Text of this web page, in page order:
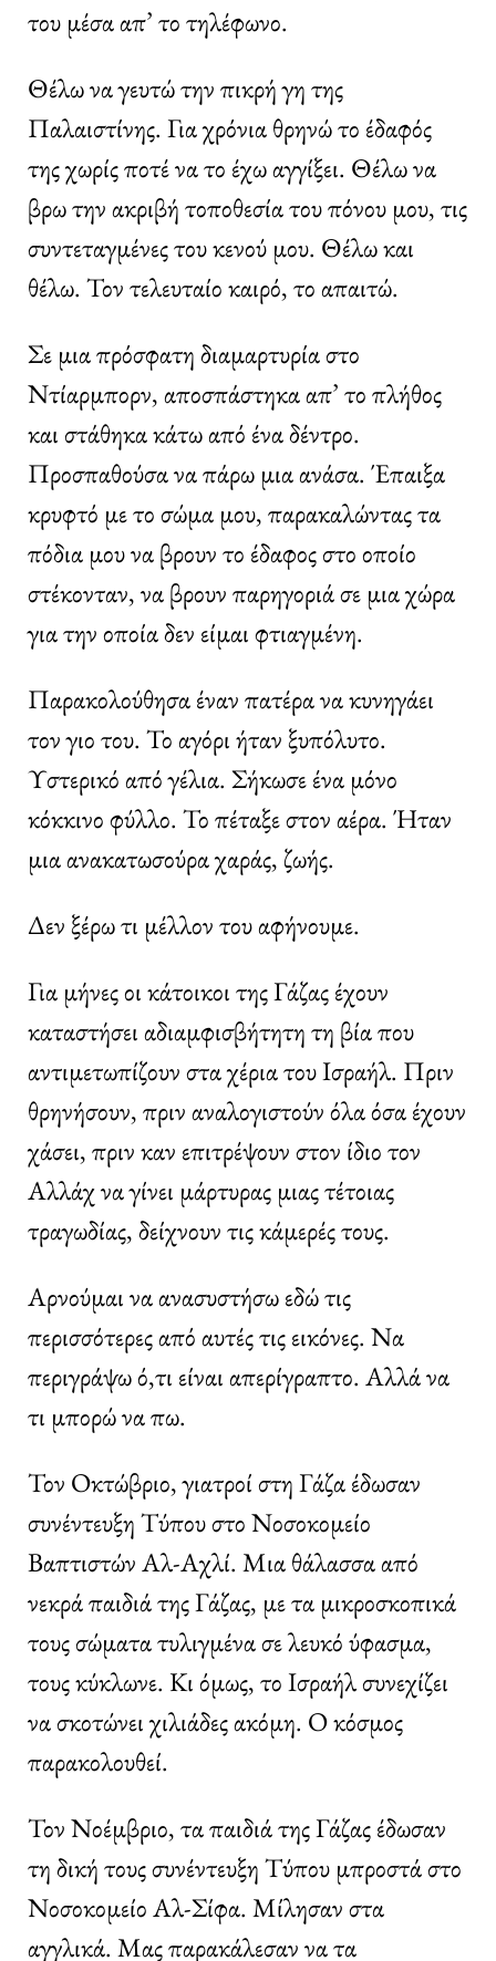
του μέσα απ’ το τηλέφωνο.
Θέλω να γευτώ την πικρή γη της
Παλαιστίνης. Για χρόνια θρηνώ το έδαφός
της χωρίς ποτέ να το έχω αγγίξει. Θέλω να
βρω την ακριβή τοποθεσία του πόνου μου, τις
συντεταγμένες του κενού μου. Θέλω και
θέλω. Τον τελευταίο καιρό, το απαιτώ.
Σε μια πρόσφατη διαμαρτυρία στο
Ντίαρμπορν, αποσπάστηκα απ’ το πλήθος
και στάθηκα κάτω από ένα δέντρο.
Προσπαθούσα να πάρω μια ανάσα. Έπαιξα
κρυφτό με το σώμα μου, παρακαλώντας τα
πόδια μου να βρουν το έδαφος στο οποίο
στέκονταν, να βρουν παρηγοριά σε μια χώρα
για την οποία δεν είμαι φτιαγμένη.
Παρακολούθησα έναν πατέρα να κυνηγάει
τον γιο του. Το αγόρι ήταν ξυπόλυτο.
Υστερικό από γέλια. Σήκωσε ένα μόνο
κόκκινο φύλλο. Το πέταξε στον αέρα. Ήταν
μια ανακατωσούρα χαράς, ζωής.
Δεν ξέρω τι μέλλον του αφήνουμε.
Για μήνες οι κάτοικοι της Γάζας έχουν
καταστήσει αδιαμφισβήτητη τη βία που
αντιμετωπίζουν στα χέρια του Ισραήλ. Πριν
θρηνήσουν, πριν αναλογιστούν όλα όσα έχουν
χάσει, πριν καν επιτρέψουν στον ίδιο τον
Αλλάχ να γίνει μάρτυρας μιας τέτοιας
τραγωδίας, δείχνουν τις κάμερές τους.
Αρνούμαι να ανασυστήσω εδώ τις
περισσότερες από αυτές τις εικόνες. Να
περιγράψω ό,τι είναι απερίγραπτο. Αλλά να
τι μπορώ να πω.
Τον Οκτώβριο, γιατροί στη Γάζα έδωσαν
συνέντευξη Τύπου στο Νοσοκομείο
Βαπτιστών Αλ-Αχλί. Μια θάλασσα από
νεκρά παιδιά της Γάζας, με τα μικροσκοπικά
τους σώματα τυλιγμένα σε λευκό ύφασμα,
τους κύκλωνε. Κι όμως, το Ισραήλ συνεχίζει
να σκοτώνει χιλιάδες ακόμη. Ο κόσμος
παρακολουθεί.
Τον Νοέμβριο, τα παιδιά της Γάζας έδωσαν
τη δική τους συνέντευξη Τύπου μπροστά στο
Νοσοκομείο Αλ-Σίφα. Μίλησαν στα
αγγλικά. Μας παρακάλεσαν να τα